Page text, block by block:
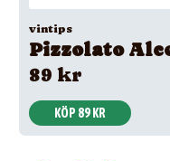
vintips
Pizzolato
89 kr
KÖP 89 KR